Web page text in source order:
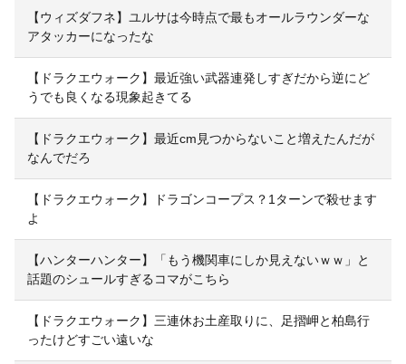
【ウィズダフネ】ユルサは今時点で最もオールラウンダーな
アタッカーになったな
【ドラクエウォーク】最近強い武器連発しすぎだから逆にど
うでも良くなる現象起きてる
【ドラクエウォーク】最近cm見つからないこと増えたんだが
なんでだろ
【ドラクエウォーク】ドラゴンコープス？1ターンで殺せます
よ
【ハンターハンター】「もう機関車にしか見えないｗｗ」と
話題のシュールすぎるコマがこちら
【ドラクエウォーク】三連休お土産取りに、足摺岬と柏島行
ったけどすごい遠いな